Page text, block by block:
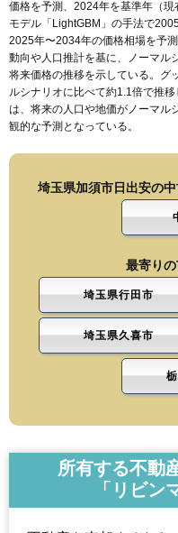
価格を予測、2024年を基準年（
モデル「LightGBM」の手法で
2025年〜2034年の価格相場を予
動向や人口推計を基に、ノーマル
将来価格の推移を示している。グ
ルシナリオに比べて約1.1倍で推
は、将来の人口や地価がノーマル
観的な予測となっている。
埼玉県加須市日出安の
最寄り
埼玉県行田市
埼玉県久喜市
所有する不動
「リビン